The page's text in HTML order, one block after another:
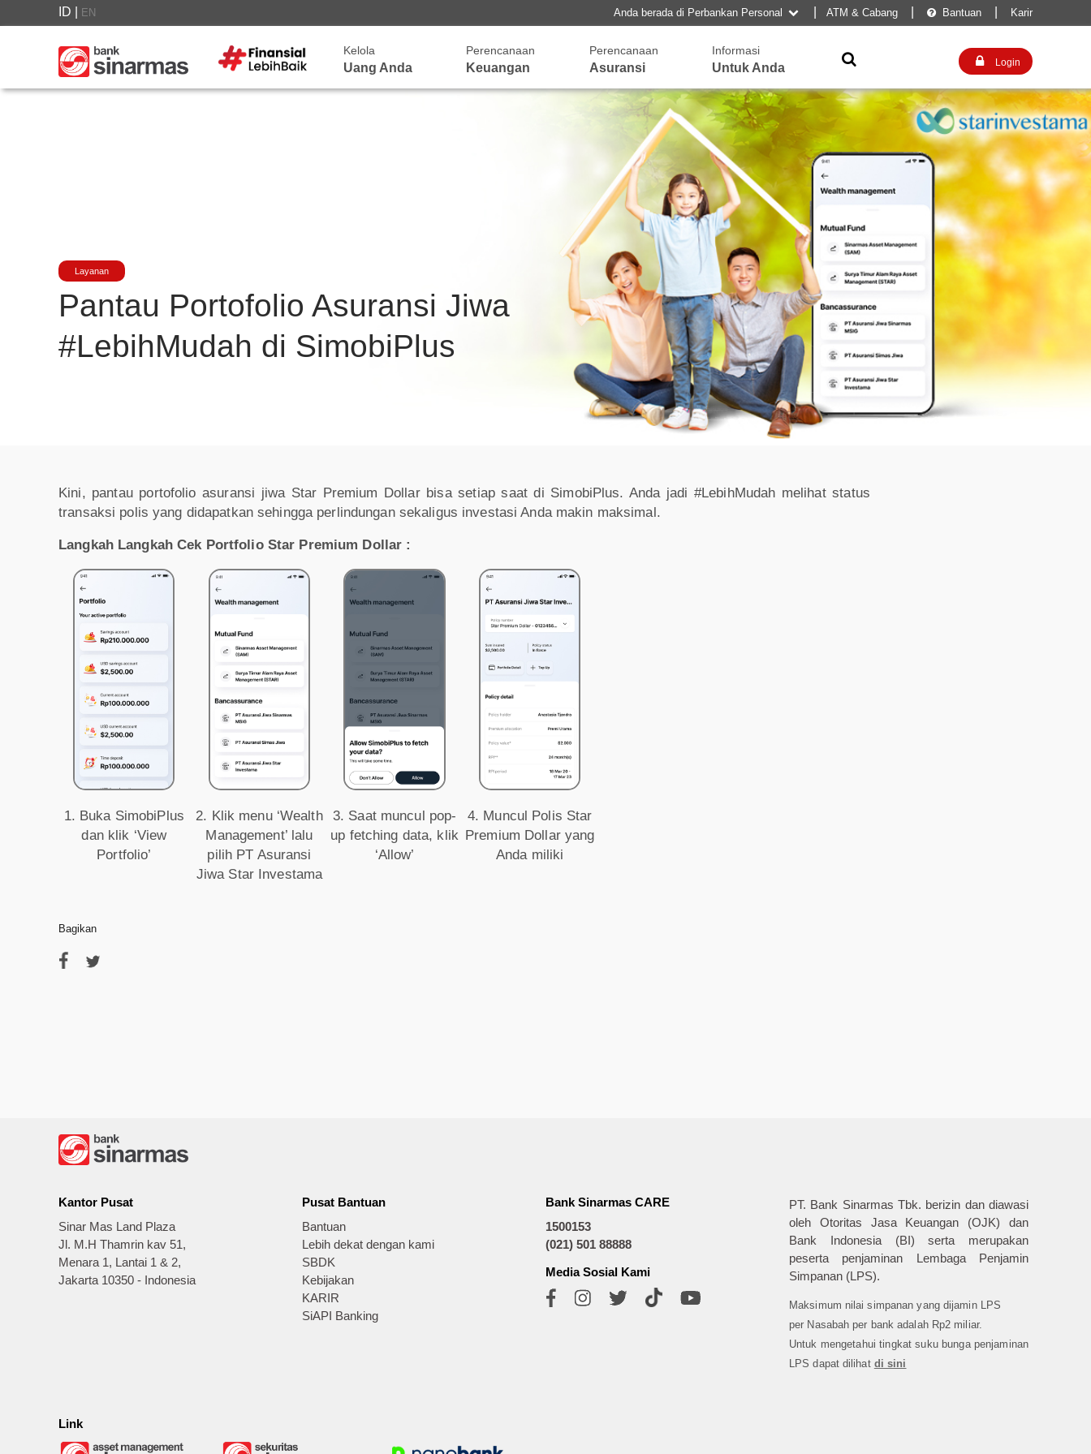
ID EN Anda berada di Perbankan Personal  |ATM & Cabang  Bantuan Karir
Kelola
Uang Anda
Perencanaan
Keuangan
Perencanaan
Asuransi
Informasi
Untuk Anda
  Login
Layanan
Pantau Portofolio Asuransi Jiwa
#LebihMudah di SimobiPlus
Kini, pantau portofolio asuransi jiwa Star Premium Dollar bisa setiap saat di SimobiPlus. Anda jadi #LebihMudah melihat status
transaksi polis yang didapatkan sehingga perlindungan sekaligus investasi Anda makin maksimal.
Langkah Langkah Cek Portfolio Star Premium Dollar :
1. Buka SimobiPlus
dan klik ‘View
Portfolio’
2. Klik menu ‘Wealth
Management’ lalu
pilih PT Asuransi
Jiwa Star Investama
3. Saat muncul pop-
up fetching data, klik
‘Allow’
4. Muncul Polis Star
Premium Dollar yang
Anda miliki
Bagikan
Kantor Pusat
Sinar Mas Land Plaza
Jl. M.H Thamrin kav 51,
Menara 1, Lantai 1 & 2,
Jakarta 10350 - Indonesia
Pusat Bantuan
Bantuan
Lebih dekat dengan kami
SBDK
Kebijakan
KARIR
SiAPI Banking
Bank Sinarmas CARE
1500153
(021) 501 88888
Media Sosial Kami
PT. Bank Sinarmas Tbk. berizin dan diawasi
oleh Otoritas Jasa Keuangan (OJK) dan
Bank Indonesia (BI) serta merupakan
peserta penjaminan Lembaga Penjamin
Simpanan (LPS).
Maksimum nilai simpanan yang dijamin LPS
per Nasabah per bank adalah Rp2 miliar.
Untuk mengetahui tingkat suku bunga penjaminan
LPS dapat dilihat di sini
Link